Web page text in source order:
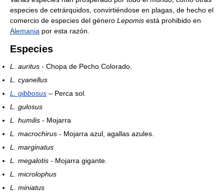
especies de cetrárquidos, convirtiéndose en plagas, de hecho el
comercio de especies del género Lepomis está prohibido en
Alemania por esta razón.
Especies
L. auritus - Chopa de Pecho Colorado.
L. cyanellus
L. gibbosus – Perca sol.
L. gulosus
L. humilis - Mojarra
L. macrochirus - Mojarra azul, agallas azules.
L. marginatus
L. megalotis - Mojarra gigante.
L. microlophus
L. miniatus